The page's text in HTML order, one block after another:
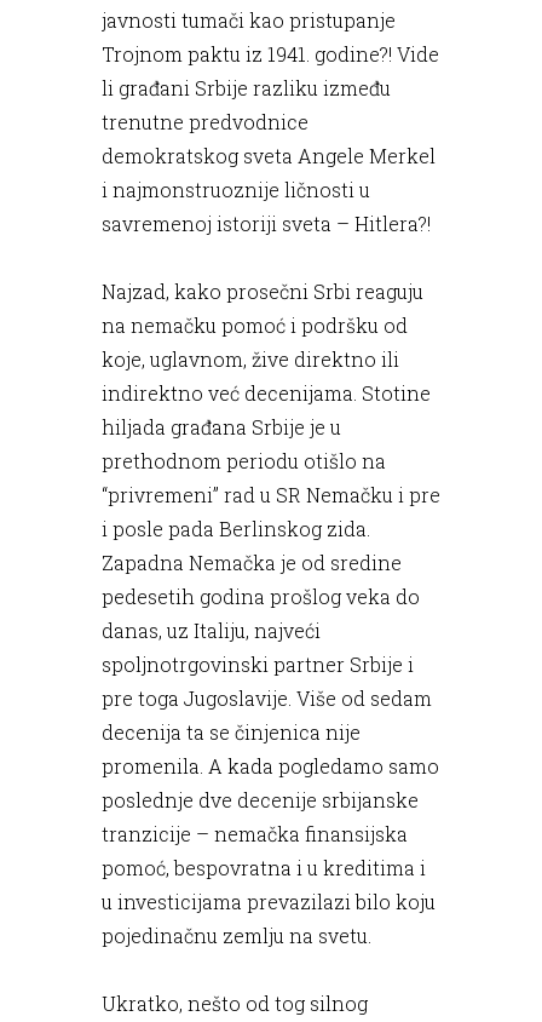
javnosti tumači kao pristupanje
Trojnom paktu iz 1941. godine?! Vide
li građani Srbije razliku između
trenutne predvodnice
demokratskog sveta Angele Merkel
i najmonstruoznije ličnosti u
savremenoj istoriji sveta – Hitlera?!
Najzad, kako prosečni Srbi reaguju
na nemačku pomoć i podršku od
koje, uglavnom, žive direktno ili
indirektno već decenijama. Stotine
hiljada građana Srbije je u
prethodnom periodu otišlo na
“privremeni” rad u SR Nemačku i pre
i posle pada Berlinskog zida.
Zapadna Nemačka je od sredine
pedesetih godina prošlog veka do
danas, uz Italiju, najveći
spoljnotrgovinski partner Srbije i
pre toga Jugoslavije. Više od sedam
decenija ta se činjenica nije
promenila. A kada pogledamo samo
poslednje dve decenije srbijanske
tranzicije – nemačka finansijska
pomoć, bespovratna i u kreditima i
u investicijama prevazilazi bilo koju
pojedinačnu zemlju na svetu.
Ukratko, nešto od tog silnog